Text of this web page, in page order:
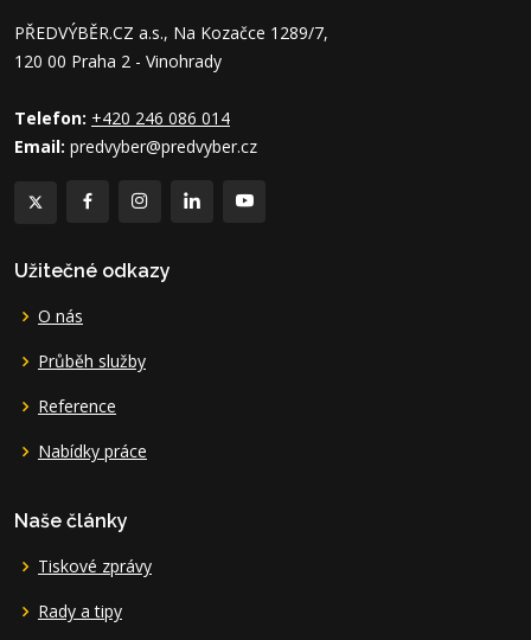
PŘEDVÝBĚR.CZ a.s., Na Kozačce 1289/7,
120 00 Praha 2 - Vinohrady
Telefon: +420 246 086 014
Email: predvyber@predvyber.cz
Užitečné odkazy
O nás
Průběh služby
Reference
Nabídky práce
Naše články
Tiskové zprávy
Rady a tipy